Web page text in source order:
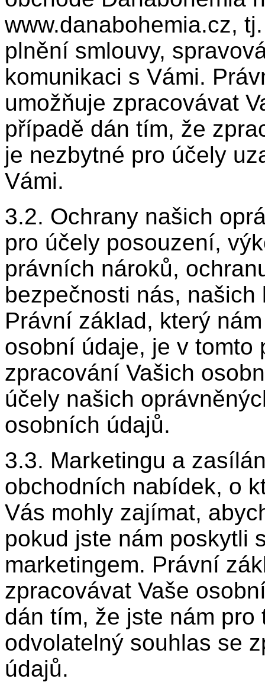
www.danabohemia.cz,
plnění smlouvy,
komunikaci s Vámi.
umožňuje zpracovávat
případě dán tím, že
je nezbytné pro účely
Vámi.
3.2. Ochrany našich
pro účely posouzení,
právních nároků,
bezpečnosti nás,
Právní základ, který
osobní údaje, je v tomto
zpracování Vašich
účely našich
osobních údajů.
3.3. Marketingu a
obchodních nabídek, o
Vás mohly zajímat,
pokud jste nám poskytli
marketingem. Právní
zpracovávat Vaše
dán tím, že jste nám
odvolatelný souhlas se
údajů.